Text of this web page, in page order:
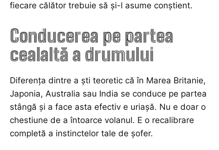
fiecare călător trebuie să și-l asume conștient.
Conducerea pe partea
cealaltă a drumului
Diferența dintre a ști teoretic că în Marea Britanie,
Japonia, Australia sau India se conduce pe partea
stângă și a face asta efectiv e uriașă. Nu e doar o
chestiune de a întoarce volanul. E o recalibrare
completă a instinctelor tale de șofer.